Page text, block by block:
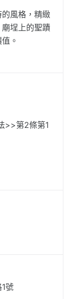
風格，精緻
埕上的聖蹟
。
>>第2條第1
號